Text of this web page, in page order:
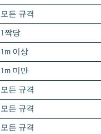
모든 규격
1짝당
1m 이상
1m 미만
모든 규격
모든 규격
모든 규격